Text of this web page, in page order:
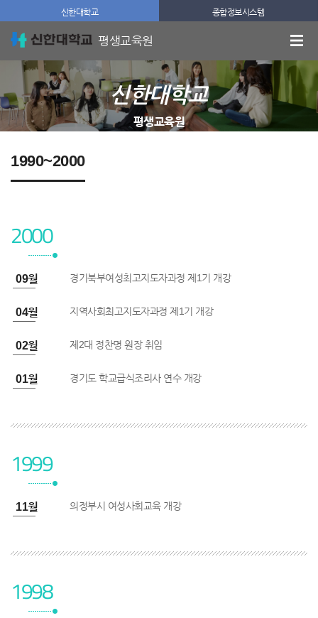
신한대학교 종합정보시스템
평생교육원
신한대학교
평생교육원
1990~2000
2000
09월 경기북부여성최고지도자과정 제1기 개강
04월 지역사회최고지도자과정 제1기 개강
02월 제2대 정찬명 원장 취임
01월 경기도 학교급식조리사 연수 개강
1999
11월 의정부시 여성사회교육 개강
1998